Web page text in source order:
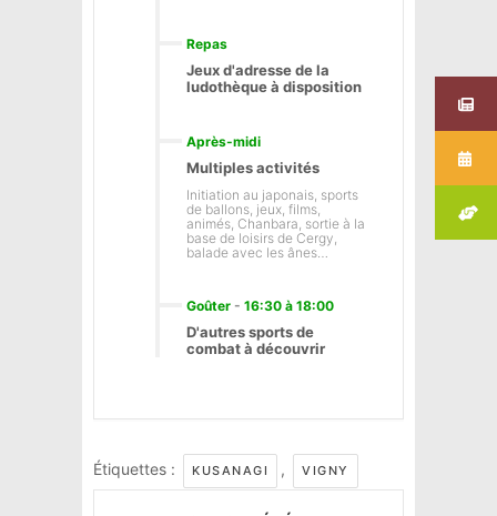
Repas
Jeux d'adresse de la
ludothèque à disposition
Après-midi
Multiples activités
Initiation au japonais, sports
de ballons, jeux, films,
animés, Chanbara, sortie à la
base de loisirs de Cergy,
balade avec les ânes…
Goûter - 16:30 à 18:00
D'autres sports de
combat à découvrir
Étiquettes : KUSANAGI , VIGNY